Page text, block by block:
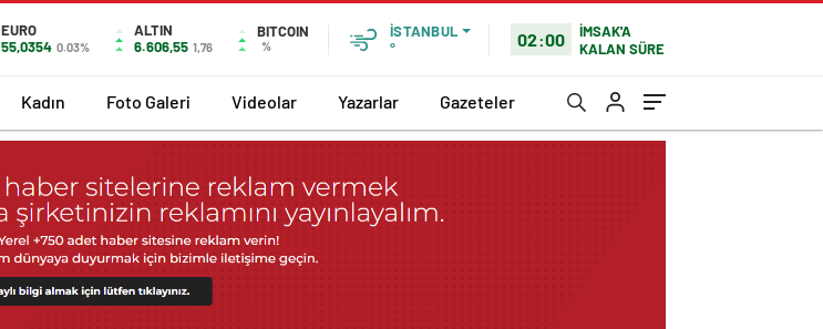
EURO
55,0354 0.03%
ALTIN
6.606,55 1,76
BITCOIN
%
İSTANBUL
°
02:00
İMSAK'A
KALAN SÜRE
Kadın Foto Galeri Videolar Yazarlar Gazeteler